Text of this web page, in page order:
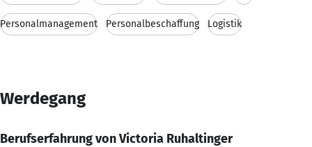
Personalmanagement Personalbeschaffung Logistik
Werdegang
Berufserfahrung von Victoria Ruhaltinger